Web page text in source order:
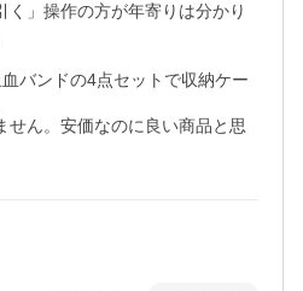
く」操作の方が年寄りは分かり
バンドの4点セットで収納ケー
せん。安価なのに良い商品と思